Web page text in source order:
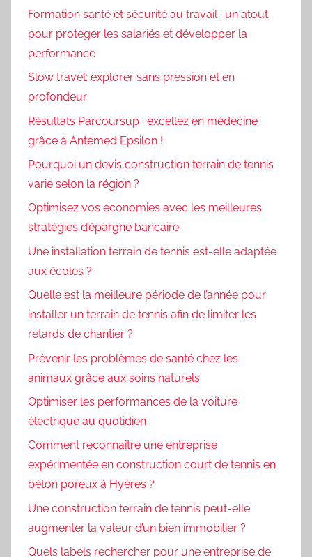
Formation santé et sécurité au travail : un atout
pour protéger les salariés et développer la
performance
Slow travel: explorer sans pression et en
profondeur
Résultats Parcoursup : excellez en médecine
grâce à Antémed Epsilon !
Pourquoi un devis construction terrain de tennis
varie selon la région ?
Optimisez vos économies avec les meilleures
stratégies d’épargne bancaire
Une installation terrain de tennis est-elle adaptée
aux écoles ?
Quelle est la meilleure période de l’année pour
installer un terrain de tennis afin de limiter les
retards de chantier ?
Prévenir les problèmes de santé chez les
animaux grâce aux soins naturels
Optimiser les performances de la voiture
électrique au quotidien
Comment reconnaître une entreprise
expérimentée en construction court de tennis en
béton poreux à Hyères ?
Une construction terrain de tennis peut-elle
augmenter la valeur d’un bien immobilier ?
Quels labels rechercher pour une entreprise de